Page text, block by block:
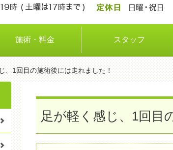
施術・料金 スタッフ
、1回目の施術後には走れました！
足が軽く感じ、1回目